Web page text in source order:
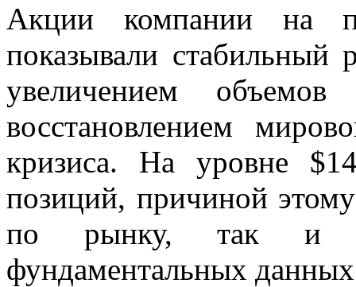
Акции компании на
показывали стабильный
увеличением
восстановлением
кризиса. На уровне
позиций, причиной
по рынку, так и
фундаментальных